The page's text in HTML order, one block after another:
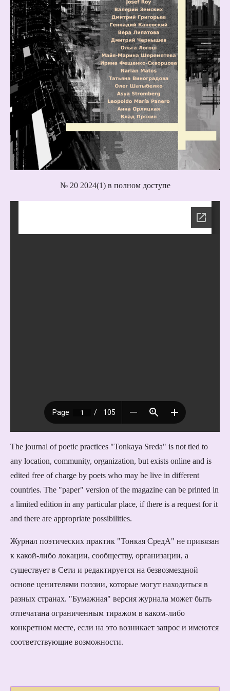
№ 20 2024(1) в полном доступе
The journal of poetic practices "Tonkaya Sreda" is not tied to
any location, community, organization, but exists online and is
edited free of charge by poets who may be live in different
countries. The "paper" version of the magazine can be printed in
a limited edition in any particular place, if there is a request for it
and there are appropriate possibilities.
Журнал поэтических практик "Тонкая СредА" не привязан
к какой-либо локации, сообществу, организации, а
существует в Сети и редактируется на безвозмездной
основе ценителями поэзии, которые могут находиться в
разных странах. "Бумажная" версия журнала может быть
отпечатана ограниченным тиражом в каком-либо
конкретном месте, если на это возникает запрос и имеются
соответствующие возможности.